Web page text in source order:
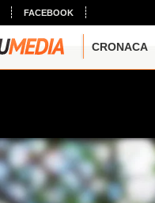
FACEBOOK
CRONACA